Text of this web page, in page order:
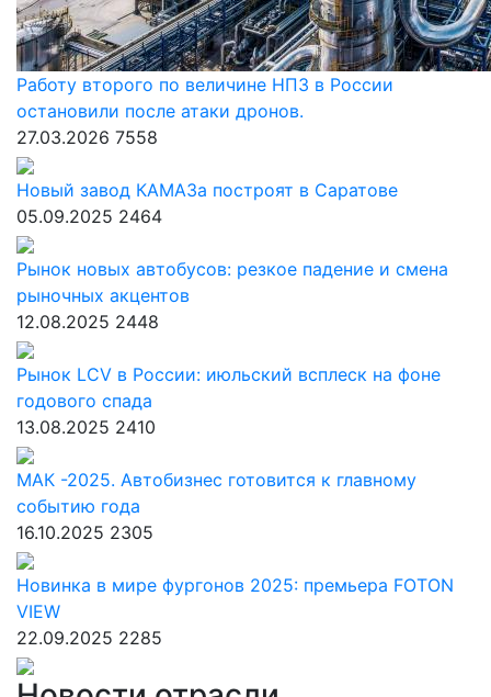
Работу второго по величине НПЗ в России
остановили после атаки дронов.
27.03.2026 7558
Новый завод КАМАЗа построят в Саратове
05.09.2025 2464
Рынок новых автобусов: резкое падение и смена
рыночных акцентов
12.08.2025 2448
Рынок LCV в России: июльский всплеск на фоне
годового спада
13.08.2025 2410
МАК -2025. Автобизнес готовится к главному
событию года
16.10.2025 2305
Новинка в мире фургонов 2025: премьера FOTON
VIEW
22.09.2025 2285